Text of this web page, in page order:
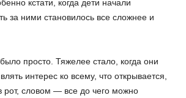
кстати, когда дети начали
за ними становилось все сложнее и
просто. Тяжелее стало, когда они
интерес ко всему, что открывается,
рот, словом — все до чего можно